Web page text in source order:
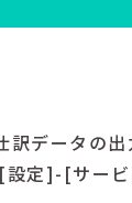
データの出
定]-[サー